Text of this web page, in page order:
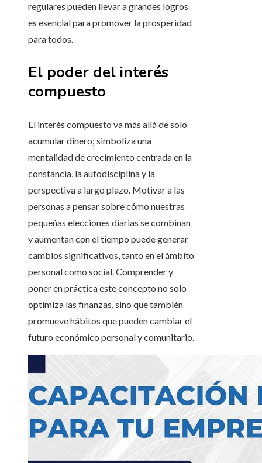
regulares pueden llevar a grandes logros
es esencial para promover la prosperidad
para todos.
El poder del interés
compuesto
El interés compuesto va más allá de solo
acumular dinero; simboliza una
mentalidad de crecimiento centrada en la
constancia, la autodisciplina y la
perspectiva a largo plazo. Motivar a las
personas a pensar sobre cómo nuestras
pequeñas elecciones diarias se combinan
y aumentan con el tiempo puede generar
cambios significativos, tanto en el ámbito
personal como social. Comprender y
poner en práctica este concepto no solo
optimiza las finanzas, sino que también
promueve hábitos que pueden cambiar el
futuro económico personal y comunitario.